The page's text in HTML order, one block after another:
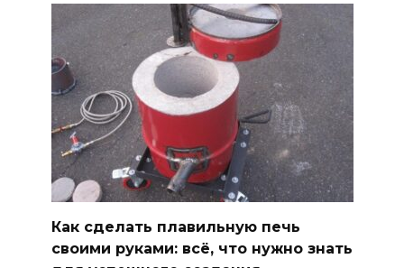
Как сделать плавильную печь
своими руками: всё, что нужно знать